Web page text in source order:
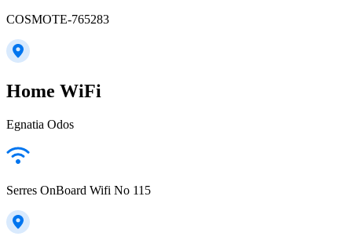
COSMOTE-765283
Home WiFi
Egnatia Odos
Serres OnBoard Wifi No 115